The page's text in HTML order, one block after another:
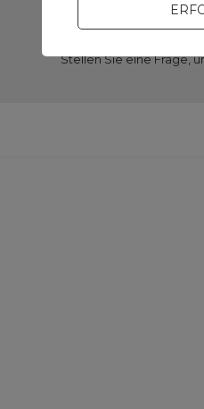
Stellen Sie eine Frage,